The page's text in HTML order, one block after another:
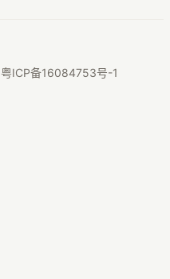
粤ICP备16084753号-1